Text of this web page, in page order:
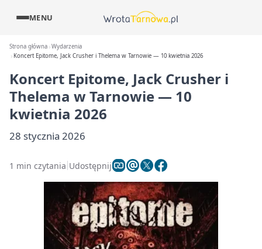
MENU
Strona główna Wydarzenia
Koncert Epitome, Jack Crusher i Thelema w Tarnowie — 10 kwietnia 2026
Koncert Epitome, Jack Crusher i
Thelema w Tarnowie — 10
kwietnia 2026
28 stycznia 2026
1 min czytania Udostępnij